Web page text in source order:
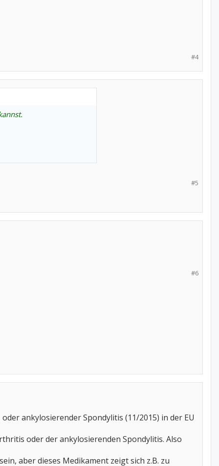
#4
#5
#6
ankylosierender Spondylitis (11/2015) in der EU
oder der ankylosierenden Spondylitis. Also
aber dieses Medikament zeigt sich z.B. zu